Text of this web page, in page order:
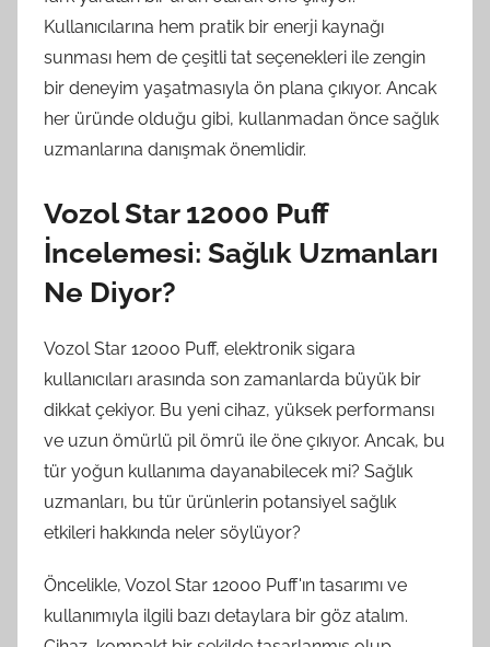
Kullanıcılarına hem pratik bir enerji kaynağı
sunması hem de çeşitli tat seçenekleri ile zengin
bir deneyim yaşatmasıyla ön plana çıkıyor. Ancak
her üründe olduğu gibi, kullanmadan önce sağlık
uzmanlarına danışmak önemlidir.
Vozol Star 12000 Puff
İncelemesi: Sağlık Uzmanları
Ne Diyor?
Vozol Star 12000 Puff, elektronik sigara
kullanıcıları arasında son zamanlarda büyük bir
dikkat çekiyor. Bu yeni cihaz, yüksek performansı
ve uzun ömürlü pil ömrü ile öne çıkıyor. Ancak, bu
tür yoğun kullanıma dayanabilecek mi? Sağlık
uzmanları, bu tür ürünlerin potansiyel sağlık
etkileri hakkında neler söylüyor?
Öncelikle, Vozol Star 12000 Puff'ın tasarımı ve
kullanımıyla ilgili bazı detaylara bir göz atalım.